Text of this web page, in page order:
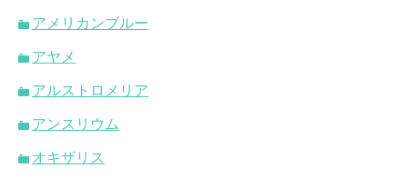
アメリカンブルー
アヤメ
アルストロメリア
アンスリウム
オキザリス